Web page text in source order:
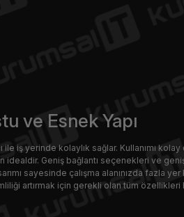
ve Esnek Yapı
iş yerinde kolaylık sağlar. Kullanımı
Geniş bağlantı seçenekleri ve
sayesinde çalışma alanınızda fazla
artırmak için gerekli olan tüm özellikleri